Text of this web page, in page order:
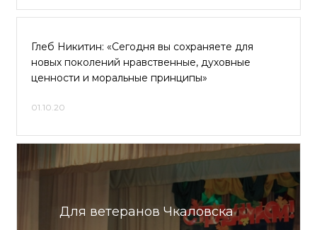
Глеб Никитин: «Сегодня вы сохраняете для
новых поколений нравственные, духовные
ценности и моральные принципы»
01.10.20
Для ветеранов Чкаловска